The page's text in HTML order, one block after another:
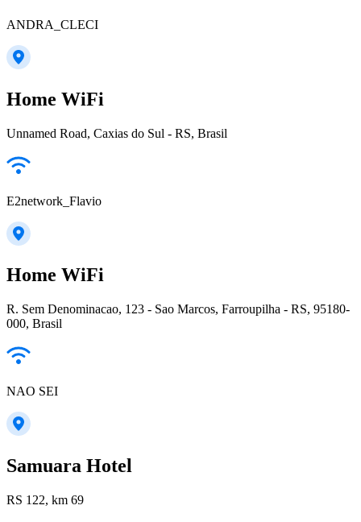
ANDRA_CLECI
Home WiFi
Unnamed Road, Caxias do Sul - RS, Brasil
E2network_Flavio
Home WiFi
R. Sem Denominacao, 123 - Sao Marcos, Farroupilha - RS, 95180-
000, Brasil
NAO SEI
Samuara Hotel
RS 122, km 69